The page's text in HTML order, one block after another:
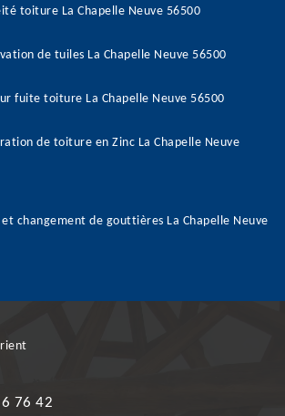
toiture La Chapelle Neuve 56500
de tuiles La Chapelle Neuve 56500
fuite toiture La Chapelle Neuve 56500
de toiture en Zinc La Chapelle Neuve
et changement de gouttières La Chapelle Neuve
76 42